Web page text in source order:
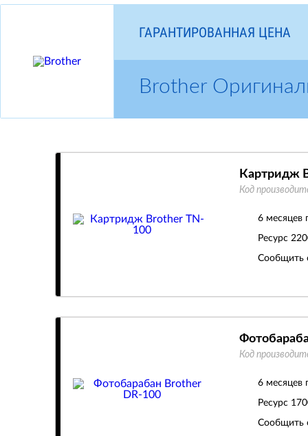
ГАРАНТИРОВАННАЯ ЦЕНА
Brother
Картридж
Код
6 месяцев
Ресурс
Сообщить
Код
6 месяцев
Ресурс
Сообщить